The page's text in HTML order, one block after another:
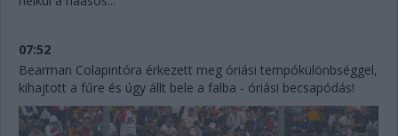
07:52
Bearman Colapintóra érkezett meg óriási tempókülönbséggel,
kihajtott a fűre és úgy állt bele a falba - óriási becsapódás!